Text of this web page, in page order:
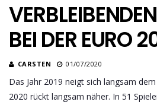
BEI DER EURO
CARSTEN 01/07/2020
Das Jahr 2019 neigt sich langsam
2020 rückt langsam näher. In 51